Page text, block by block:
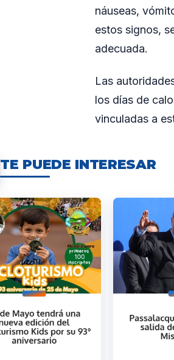
náuseas,
estos signos,
adecuada.
Las
los días de
vinculadas a
TE PUEDE INTERESAR